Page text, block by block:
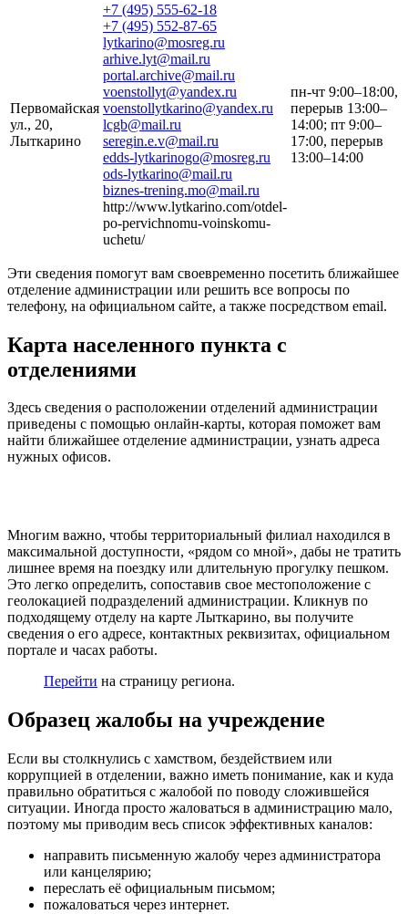
Первомайская
ул., 20,
Лыткарино
+7 (495) 555-62-18
+7 (495) 552-87-65
lytkarino@mosreg.ru
arhive.lyt@mail.ru
portal.archive@mail.ru
voenstollyt@yandex.ru
voenstollytkarino@yandex.ru
lcgb@mail.ru
seregin.e.v@mail.ru
edds-lytkarinogo@mosreg.ru
ods-lytkarino@mail.ru
biznes-trening.mo@mail.ru
http://www.lytkarino.com/otdel-
po-pervichnomu-voinskomu-
uchetu/
пн-чт 9:00–18:00,
перерыв 13:00–
14:00; пт 9:00–
17:00, перерыв
13:00–14:00
Эти сведения помогут вам своевременно посетить ближайшее
отделение администрации или решить все вопросы по
телефону, на официальном сайте, а также посредством email.
Карта населенного пункта с
отделениями
Здесь сведения о расположении отделений администрации
приведены с помощью онлайн-карты, которая поможет вам
найти ближайшее отделение администрации, узнать адреса
нужных офисов.
Многим важно, чтобы территориальный филиал находился в
максимальной доступности, «рядом со мной», дабы не тратить
лишнее время на поездку или длительную прогулку пешком.
Это легко определить, сопоставив свое местоположение с
геолокацией подразделений администрации. Кликнув по
подходящему отделу на карте Лыткарино, вы получите
сведения о его адресе, контактных реквизитах, официальном
портале и часах работы.
Перейти на страницу региона.
Образец жалобы на учреждение
Если вы столкнулись с хамством, бездействием или
коррупцией в отделении, важно иметь понимание, как и куда
правильно обратиться с жалобой по поводу сложившейся
ситуации. Иногда просто жаловаться в администрацию мало,
поэтому мы приводим весь список эффективных каналов:
направить письменную жалобу через администратора
или канцелярию;
переслать её официальным письмом;
пожаловаться через интернет.